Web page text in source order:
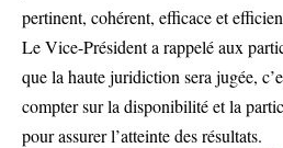
pertinent, cohérent, efficace et
Le Vice-Président a rappelé aux
que la haute juridiction sera jugée,
compter sur la disponibilité et la
pour assurer l’atteinte des résultats.